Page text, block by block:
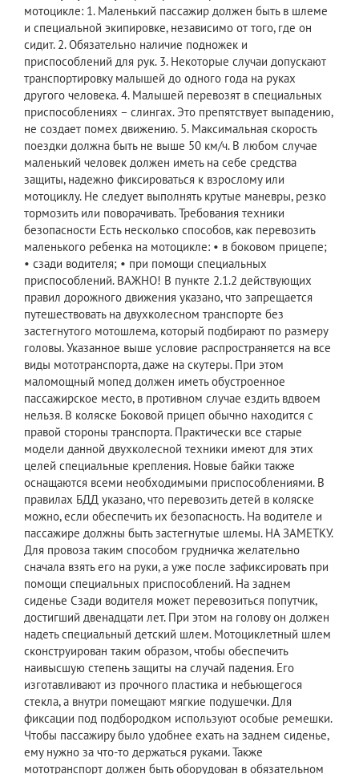
мотоцикле: 1. Маленький пассажир должен быть в шлеме
и специальной экипировке, независимо от того, где он
сидит. 2. Обязательно наличие подножек и
приспособлений для рук. 3. Некоторые случаи допускают
транспортировку малышей до одного года на руках
другого человека. 4. Малышей перевозят в специальных
приспособлениях – слингах. Это препятствует выпадению,
не создает помех движению. 5. Максимальная скорость
поездки должна быть не выше 50 км/ч. В любом случае
маленький человек должен иметь на себе средства
защиты, надежно фиксироваться к взрослому или
мотоциклу. Не следует выполнять крутые маневры, резко
тормозить или поворачивать. Требования техники
безопасности Есть несколько способов, как перевозить
маленького ребенка на мотоцикле: • в боковом прицепе;
• сзади водителя; • при помощи специальных
приспособлений. ВАЖНО! В пункте 2.1.2 действующих
правил дорожного движения указано, что запрещается
путешествовать на двухколесном транспорте без
застегнутого мотошлема, который подбирают по размеру
головы. Указанное выше условие распространяется на все
виды мототранспорта, даже на скутеры. При этом
маломощный мопед должен иметь обустроенное
пассажирское место, в противном случае ездить вдвоем
нельзя. В коляске Боковой прицеп обычно находится с
правой стороны транспорта. Практически все старые
модели данной двухколесной техники имеют для этих
целей специальные крепления. Новые байки также
оснащаются всеми необходимыми приспособлениями. В
правилах БДД указано, что перевозить детей в коляске
можно, если обеспечить их безопасность. На водителе и
пассажире должны быть застегнутые шлемы. НА ЗАМЕТКУ.
Для провоза таким способом грудничка желательно
сначала взять его на руки, а уже после зафиксировать при
помощи специальных приспособлений. На заднем
сиденье Сзади водителя может перевозиться попутчик,
достигший двенадцати лет. При этом на голову он должен
надеть специальный детский шлем. Мотоциклетный шлем
сконструирован таким образом, чтобы обеспечить
наивысшую степень защиты на случай падения. Его
изготавливают из прочного пластика и небьющегося
стекла, а внутри помещают мягкие подушечки. Для
фиксации под подбородком используют особые ремешки.
Чтобы пассажиру было удобнее ехать на заднем сиденье,
ему нужно за что-то держаться руками. Также
мототранспорт должен быть оборудован в обязательном